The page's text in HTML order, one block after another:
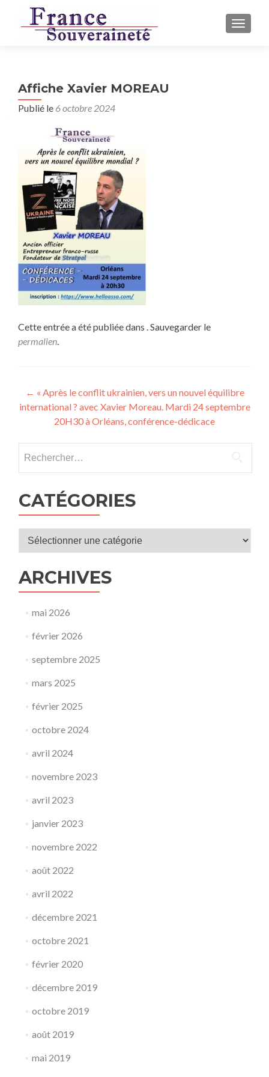
Affiche Xavier MOREAU
Publié le 6 octobre 2024
Cette entrée a été publiée dans . Sauvegarder le
permalien.
Navigation
de
l’article
← « Après le conflit ukrainien, vers un nouvel équilibre
international ? avec Xavier Moreau. Mardi 24 septembre
20H30 à Orléans, conférence-dédicace
CATÉGORIES
Catégories
ARCHIVES
mai 2026
février 2026
septembre 2025
mars 2025
février 2025
octobre 2024
avril 2024
novembre 2023
avril 2023
janvier 2023
novembre 2022
août 2022
avril 2022
décembre 2021
octobre 2021
février 2020
décembre 2019
octobre 2019
août 2019
mai 2019